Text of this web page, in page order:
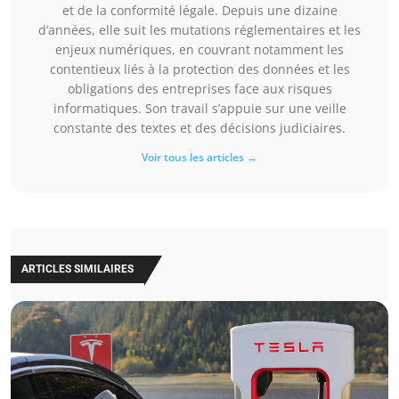
et de la conformité légale. Depuis une dizaine
d’années, elle suit les mutations réglementaires et les
enjeux numériques, en couvrant notamment les
contentieux liés à la protection des données et les
obligations des entreprises face aux risques
informatiques. Son travail s’appuie sur une veille
constante des textes et des décisions judiciaires.
Voir tous les articles →
ARTICLES SIMILAIRES